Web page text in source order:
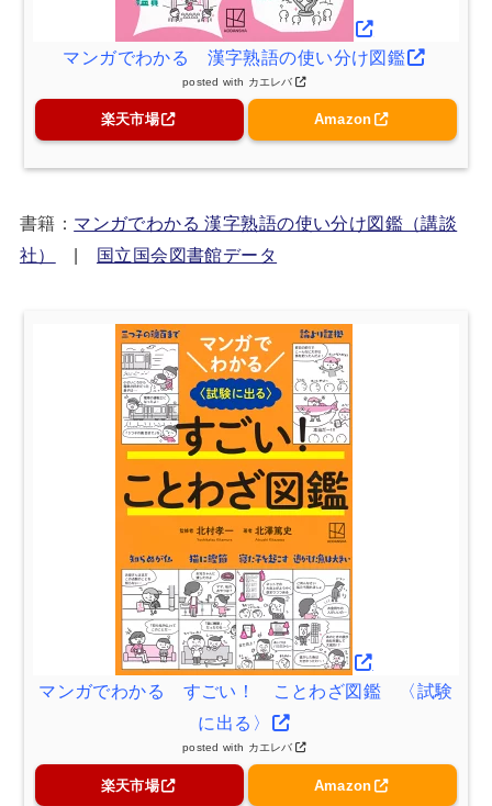
マンガでわかる 漢字熟語の使い分け図鑑
posted with カエレバ
楽天市場 Amazon
書籍： マンガでわかる 漢字熟語の使い分け図鑑（講談
社）
| 国立国会図書館データ
マンガでわかる すごい！ ことわざ図鑑 〈試験
に出る〉
posted with カエレバ
楽天市場 Amazon